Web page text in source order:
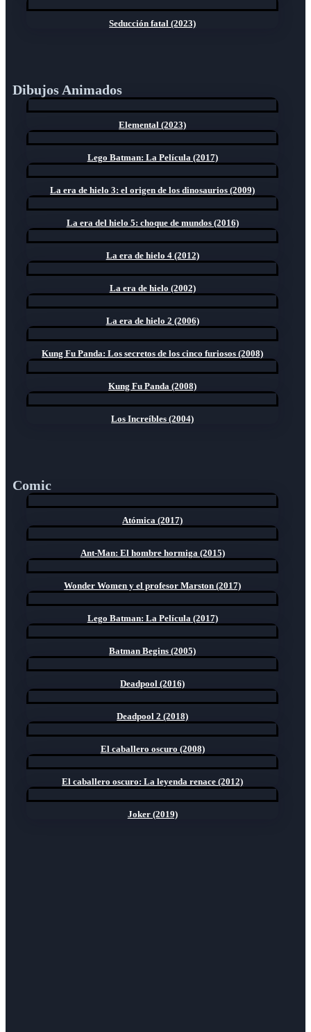
Seducción fatal (2023)
Dibujos Animados
Elemental (2023)
Lego Batman: La Película (2017)
La era de hielo 3: el origen de los dinosaurios (2009)
La era del hielo 5: choque de mundos (2016)
La era de hielo 4 (2012)
La era de hielo (2002)
La era de hielo 2 (2006)
Kung Fu Panda: Los secretos de los cinco furiosos (2008)
Kung Fu Panda (2008)
Los Increíbles (2004)
Comic
Atómica (2017)
Ant-Man: El hombre hormiga (2015)
Wonder Women y el profesor Marston (2017)
Lego Batman: La Película (2017)
Batman Begins (2005)
Deadpool (2016)
Deadpool 2 (2018)
El caballero oscuro (2008)
El caballero oscuro: La leyenda renace (2012)
Joker (2019)